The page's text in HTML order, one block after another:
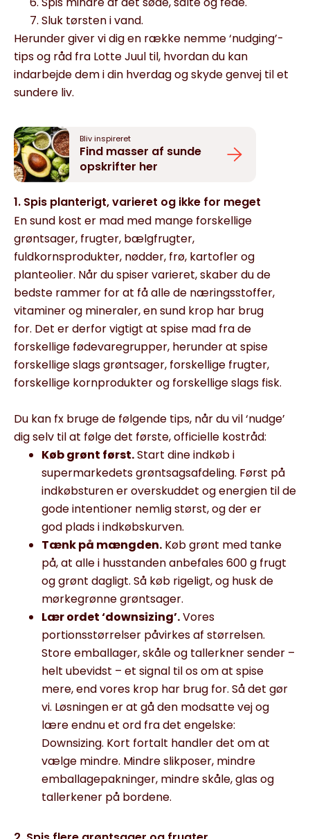
Sluk tørsten i vand.
Herunder giver vi dig en række nemme ‘nudging’-
tips og råd fra Lotte Juul til, hvordan du kan
indarbejde dem i din hverdag og skyde genvej til et
sundere liv.
Bliv inspireret
Find masser af sunde
opskrifter her
1. Spis planterigt, varieret og ikke for meget
En sund kost er mad med mange forskellige
grøntsager, frugter, bælgfrugter,
fuldkornsprodukter, nødder, frø, kartofler og
planteolier. Når du spiser varieret,skaberdu de
bedste rammer forat få alle de næringsstoffer,
vitaminer og mineraler,en sund krop har brug
for. Det er derforvigtigt at spise mad fra de
forskellige fødevaregrupper, herunder at spise
forskelligeslagsgrøntsager, forskellige frugter,
forskellige kornprodukterog forskellige slags fisk.
Du kan fx bruge de følgende tips, når du vil ‘nudge’
dig selv til at følge det første, officielle kostråd:
Køb grønt først.Start dine indkøb i
supermarkedetsgrøntsagsafdeling. Først på
indkøbsturen er overskuddet og energien til de
gode intentioner nemligstørst,og derer
god pladsi indkøbskurven.
Tænk på mængden. Køb grønt med tanke
på, at alle i husstanden anbefales 600 g frugt
og grønt dagligt. Så køb rigeligt,og husk de
mørkegrønne grøntsager.
Lær ordet ‘downsizing’.Vores
portionsstørrelser påvirkesaf størrelsen.
Store emballager,skåle og tallerknersender –
helt ubevidst – et signal til os omat spise
mere, end vores krop har brug for. Sådet gør
vi. Løsningener at gåden modsatte vej og
lære endnu et ord fra det engelske:
Downsizing. Kort fortalt handler det om at
vælge mindre. Mindreslikposer, mindre
emballagepakninger, mindre skåle, glas og
tallerkener på bordene.